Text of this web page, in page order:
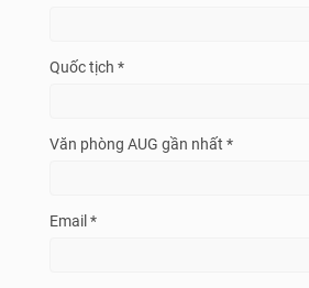
Quốc tịch *
Văn phòng AUG gần nhất *
Email *